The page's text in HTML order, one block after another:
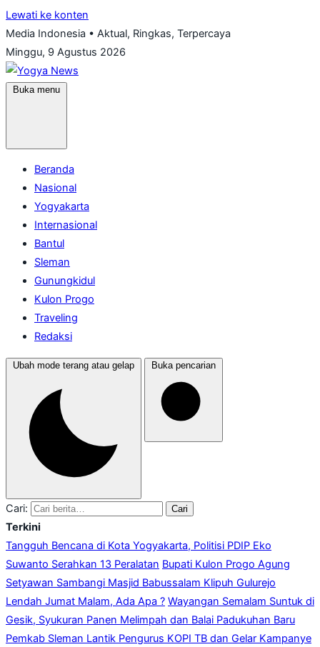
Lewati ke konten
Media Indonesia • Aktual, Ringkas, Terpercaya
Minggu, 9 Agustus 2026
Buka menu
Beranda
Nasional
Yogyakarta
Internasional
Bantul
Sleman
Gunungkidul
Kulon Progo
Traveling
Redaksi
Ubah mode terang atau gelap Buka pencarian
Cari: Cari
Terkini
Tangguh Bencana di Kota Yogyakarta, Politisi PDIP Eko
Suwanto Serahkan 13 Peralatan Bupati Kulon Progo Agung
Setyawan Sambangi Masjid Babussalam Klipuh Gulurejo
Lendah Jumat Malam, Ada Apa ? Wayangan Semalam Suntuk di
Gesik, Syukuran Panen Melimpah dan Balai Padukuhan Baru
Pemkab Sleman Lantik Pengurus KOPI TB dan Gelar Kampanye